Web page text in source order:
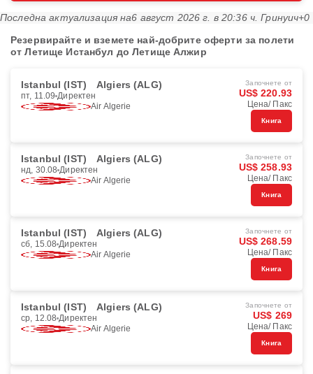
Последна актуализация на6 август 2026 г. в 20:36 ч. Гринуич+0
Резервирайте и вземете най-добрите оферти за полети
от Летище Истанбул до Летище Алжир
Istanbul (IST) Algiers (ALG)
пт, 11.09 Директен
Air Algerie
Започнете от
US$ 220.93
Цена/ Пакс
Книга
Istanbul (IST) Algiers (ALG)
нд, 30.08 Директен
Air Algerie
Започнете от
US$ 258.93
Цена/ Пакс
Книга
Istanbul (IST) Algiers (ALG)
сб, 15.08 Директен
Air Algerie
Започнете от
US$ 268.59
Цена/ Пакс
Книга
Istanbul (IST) Algiers (ALG)
ср, 12.08 Директен
Air Algerie
Започнете от
US$ 269
Цена/ Пакс
Книга